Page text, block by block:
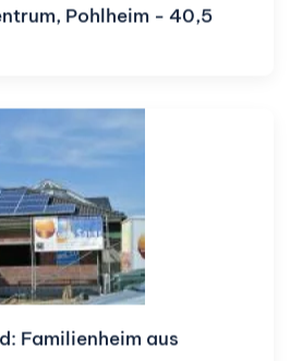
Pohlheim - 40,5
Familienheim aus